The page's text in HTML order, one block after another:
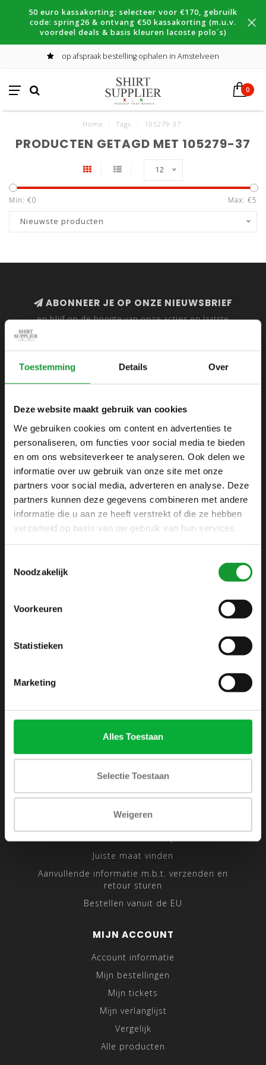
Toestemming Details Over
Deze website maakt gebruik van cookies
We gebruiken cookies om content en advertenties te
personaliseren, om functies voor social media te bieden
en om ons websiteverkeer te analyseren. Ook delen we
informatie over uw gebruik van onze site met onze
partners voor social media, adverteren en analyse. Deze
partners kunnen deze gegevens combineren met andere
informatie die u aan ze heeft verstrekt of die ze hebben
verzameld op basis van uw gebruik van hun services.
Noodzakelijk
Voorkeuren
Statistieken
Marketing
Alles Toestaan
Selectie Toestaan
Weigeren
50 euro kassakorting: selecteer voor €170, gebruilk
code: spring26 & ontvang €50 kassakorting (m.u.v.
voordeel deals & basis kleuren lacoste polo´s)
op afspraak bestelling ophalen in Amstelveen
0
Home Tags 105279-37
PRODUCTEN GETAGD MET 105279-37
12
Min: €0 Max: €5
Nieuwste producten
ABONNEER JE OP ONZE NIEUWSBRIEF
en blijf op de hoogte van onze acties en laatste
SHIRTSUPPLIER.NL
Webshop voor mannen
Zijlijnstraat 24
1433 DC
+31 6 42 52 32 80
+31 6 42 52 32 80
Disclaimer
Privacy Policy
Sitemap
Traveling Tailor
Juiste maat vinden
Aanvullende informatie m.b.t. verzenden en
retour sturen
Bestellen vanuit de EU
MIJN ACCOUNT
Account informatie
Mijn bestellingen
Mijn tickets
Mijn verlanglijst
Vergelijk
Alle producten